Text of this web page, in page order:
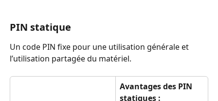
PIN statique
Un code PIN fixe pour une utilisation générale et
l’utilisation partagée du matériel.
Avantages des PIN
statiques :